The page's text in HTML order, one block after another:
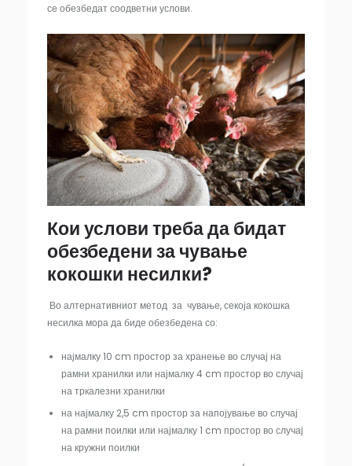
се обезбедат соодветни услови.
Кои услови треба да бидат
обезбедени за чување
кокошки несилки?
Во алтернативниот метод за чување, секоја кокошка
несилка мора да биде обезбедена со:
најмалку 10 cm простор за хранење во случај на
рамни хранилки или најмалку 4 cm простор во случај
на тркалезни хранилки
на најмалку 2,5 cm простор за напојување во случај
на рамни поилки или најмалку 1 cm простор во случај
на кружни поилки